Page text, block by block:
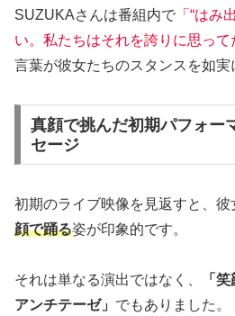
SUZUKAさんは番組内で 「“はみ
い。私たちはそれを誇りに思って
言葉が彼女たちのスタンスを如実
真顔で挑んだ初期パフォー
セージ
初期のライブ映像を見返すと、彼
顔で踊る姿が印象的です。
それは単なる演出ではなく、
「
アンチテーゼ」 でもありました。